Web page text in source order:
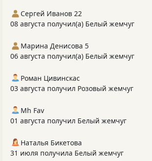
Сергей Иванов 22
08 августа получил(а) Белый жемчуг
Марина Денисова 5
06 августа получил(а) Белый жемчуг
Роман Цивинскас
03 августа получил Розовый жемчуг
Mh Fav
01 августа получил Белый жемчуг
Наталья Бикетова
31 июля получила Белый жемчуг